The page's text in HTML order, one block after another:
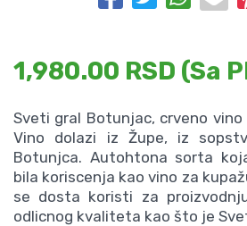
1,980.00 RSD (Sa
Sveti gral Botunjac, crveno vino
Vino dolazi iz Župe, iz
Botunjca. Autohtona sorta
bila koriscenja kao vino za
se dosta koristi za
odlicnog kvaliteta kao što je